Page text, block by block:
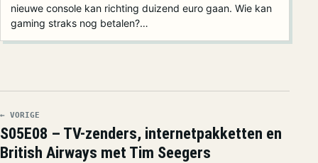
nieuwe console kan richting duizend euro gaan. Wie kan
gaming straks nog betalen?…
← VORIGE
S05E08 – TV-zenders, internetpakketten en
British Airways met Tim Seegers